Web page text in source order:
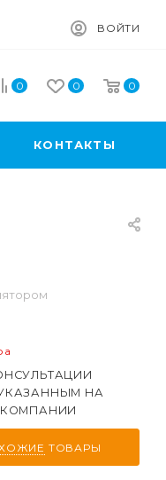
ВОЙТИ
0 0 0
КОНТАКТЫ
НА
КОМПАНИИ
ТОВАРЫ